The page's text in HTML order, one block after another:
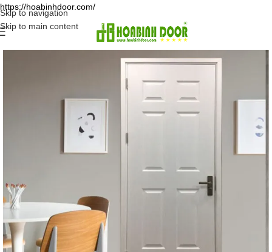
https://hoabinhdoor.com/
Skip to navigation
Skip to main content